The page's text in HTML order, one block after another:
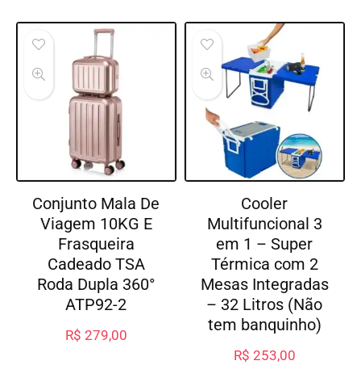
Conjunto Mala De
Viagem 10KG E
Frasqueira
Cadeado TSA
Roda Dupla 360°
ATP92-2
R$ 279,00
Cooler
Multifuncional 3
em 1 – Super
Térmica com 2
Mesas Integradas
– 32 Litros (Não
tem banquinho)
R$ 253,00